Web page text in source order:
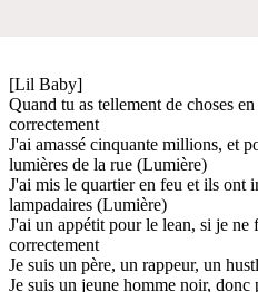
[Lil Baby]
Quand tu as tellement de choses
correctement
J'ai amassé cinquante millions, et
lumières de la rue (Lumière)
J'ai mis le quartier en feu et ils ont
lampadaires (Lumière)
J'ai un appétit pour le lean, si je ne
correctement
Je suis un père, un rappeur, un
Je suis un jeune homme noir,